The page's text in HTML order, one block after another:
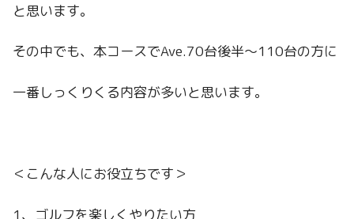
と思います。
その中でも、本コースでAve.70台後半～110台の方に
一番しっくりくる内容が多いと思います。
＜こんな人にお役立ちです＞
1、ゴルフを楽しくやりたい方